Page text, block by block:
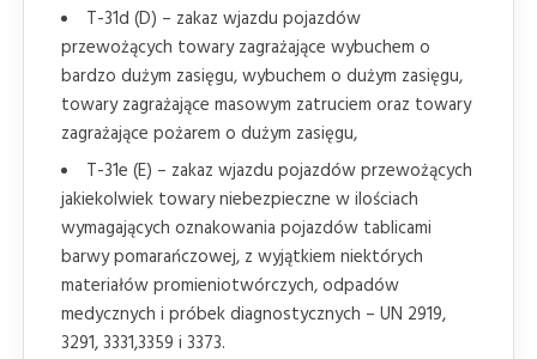
T-31d (D) – zakaz wjazdu pojazdów
przewożących towary zagrażające wybuchem o
bardzo dużym zasięgu, wybuchem o dużym zasięgu,
towary zagrażające masowym zatruciem oraz towary
zagrażające pożarem o dużym zasięgu,
T-31e (E) – zakaz wjazdu pojazdów przewożących
jakiekolwiek towary niebezpieczne w ilościach
wymagających oznakowania pojazdów tablicami
barwy pomarańczowej, z wyjątkiem niektórych
materiałów promieniotwórczych, odpadów
medycznych i próbek diagnostycznych – UN 2919,
3291, 3331,3359 i 3373.